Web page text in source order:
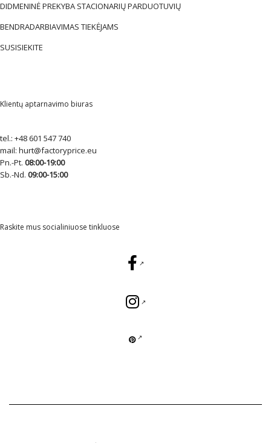
DIDMENINĖ PREKYBA STACIONARIŲ PARDUOTUVIŲ
BENDRADARBIAVIMAS TIEKĖJAMS
SUSISIEKITE
Klientų aptarnavimo biuras
tel.: +48 601 547 740
mail: hurt@factoryprice.eu
Pn.-Pt. 08:00-19:00
Sb.-Nd. 09:00-15:00
Raskite mus socialiniuose tinkluose